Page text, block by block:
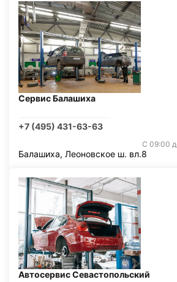
Сервис Балашиха
+7 (495) 431-63-63
С 09:00
Балашиха, Леоновское ш. вл.8
Автосервис Севастопольский